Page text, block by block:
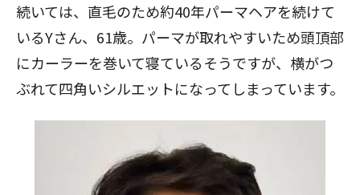
続いては、直毛のため約40年パーマヘアを続けて
いるYさん、61歳。パーマが取れやすいため頭頂部
にカーラーを巻いて寝ているそうですが、横がつ
ぶれて四角いシルエットになってしまっています。